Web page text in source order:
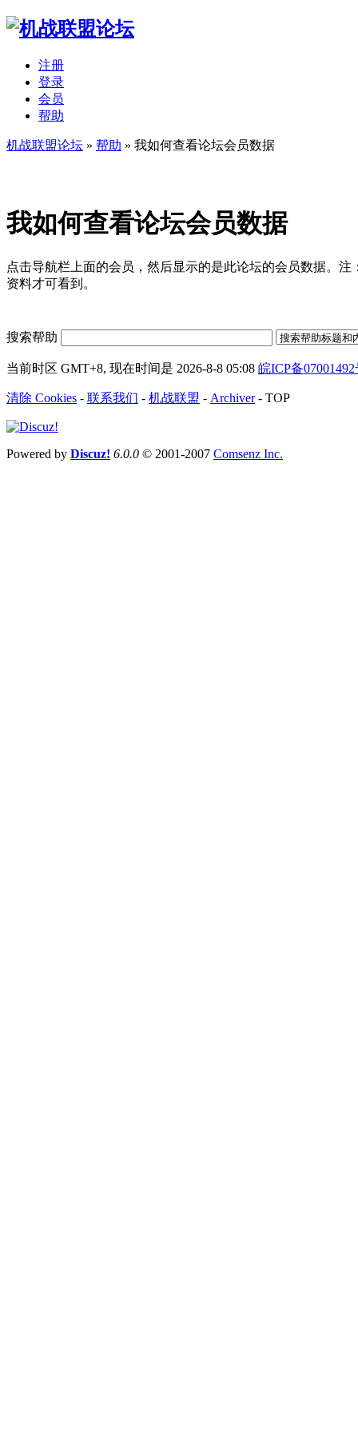
注册
登录
会员
帮助
机战联盟论坛 » 帮助 » 我如何查看论坛会员数据
我如何查看论坛会员数据
点击导航栏上面的会员，然后显示的是此论坛的会员数据。
资料才可看到。
搜索帮助
当前时区 GMT+8, 现在时间是 2026-8-8 05:08 皖ICP备07001492
清除 Cookies - 联系我们 - 机战联盟 - Archiver- TOP
Powered by Discuz! 6.0.0 © 2001-2007 Comsenz Inc.